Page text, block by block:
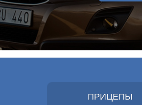
ПРИЦЕПЫ